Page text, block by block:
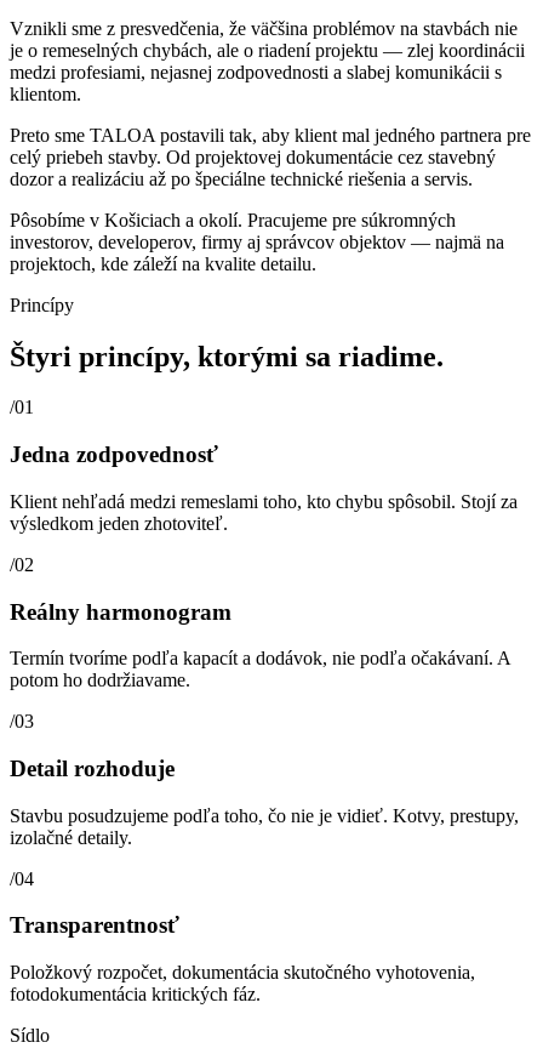
Vznikli sme z presvedčenia, že väčšina problémov na stavbách nie
je o remeselných chybách, ale o riadení projektu — zlej koordinácii
medzi profesiami, nejasnej zodpovednosti a slabej komunikácii s
klientom.
Preto sme TALOA postavili tak, aby klient mal jedného partnera pre
celý priebeh stavby. Od projektovej dokumentácie cez stavebný
dozor a realizáciu až po špeciálne technické riešenia a servis.
Pôsobíme v Košiciach a okolí. Pracujeme pre súkromných
investorov, developerov, firmy aj správcov objektov — najmä na
projektoch, kde záleží na kvalite detailu.
Princípy
Štyri princípy, ktorými sa riadime.
/01
Jedna zodpovednosť
Klient nehľadá medzi remeslami toho, kto chybu spôsobil. Stojí za
výsledkom jeden zhotoviteľ.
/02
Reálny harmonogram
Termín tvoríme podľa kapacít a dodávok, nie podľa očakávaní. A
potom ho dodržiavame.
/03
Detail rozhoduje
Stavbu posudzujeme podľa toho, čo nie je vidieť. Kotvy, prestupy,
izolačné detaily.
/04
Transparentnosť
Položkový rozpočet, dokumentácia skutočného vyhotovenia,
fotodokumentácia kritických fáz.
Sídlo